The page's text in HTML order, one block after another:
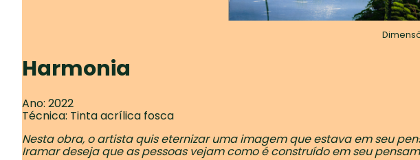
Harmonia
Ano: 2022
Técnica: Tinta acrílica fosca
Nesta obra, o artista quis eternizar uma imagem que estava em seu
Iramar deseja que as pessoas vejam como é construído em seu